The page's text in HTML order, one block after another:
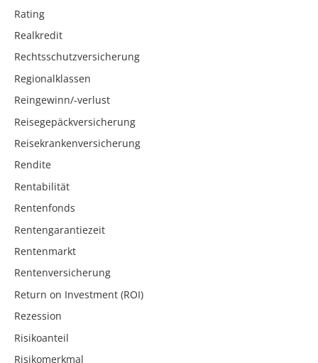
Rating
Realkredit
Rechtsschutzversicherung
Regionalklassen
Reingewinn/-verlust
Reisegepäckversicherung
Reisekrankenversicherung
Rendite
Rentabilität
Rentenfonds
Rentengarantiezeit
Rentenmarkt
Rentenversicherung
Return on Investment (ROI)
Rezession
Risikoanteil
Risikomerkmal